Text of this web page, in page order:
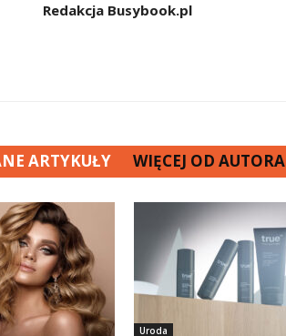
Redakcja Busybook.pl
ARTYKUŁY WIĘCEJ OD AUTORA
Uroda